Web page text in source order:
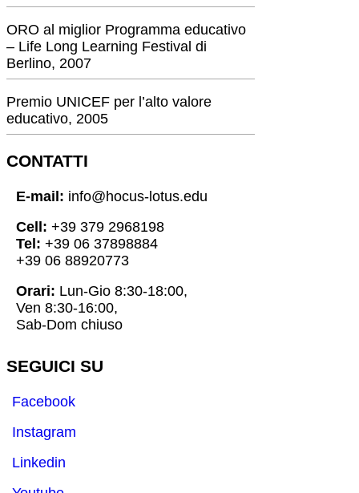
ORO al miglior Programma educativo
– Life Long Learning Festival di
Berlino, 2007
Premio UNICEF per l’alto valore
educativo, 2005
CONTATTI
E-mail: info@hocus-lotus.edu
Cell: +39 379 2968198
Tel: +39 06 37898884
+39 06 88920773
Orari: Lun-Gio 8:30-18:00,
Ven 8:30-16:00,
Sab-Dom chiuso
SEGUICI SU
Facebook
Instagram
Linkedin